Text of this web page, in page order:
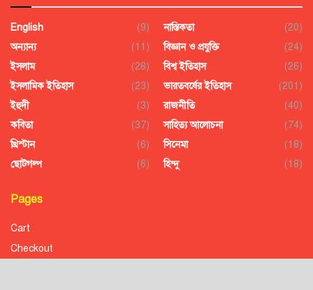
English
(9)
অন্যান্য
(11)
ইসলাম
(28)
ইসলামিক ইতিহাস
(23)
ইহুদী
(3)
কবিতা
(37)
খ্রিস্টান
(6)
ছোটগল্প
(6)
নাস্তিকতা
(20)
বিজ্ঞান ও প্রযুক্তি
(24)
বিশ্ব ইতিহাস
(26)
ভারতবর্ষের ইতিহাস
(201)
রাজনীতি
(40)
সাহিত্য আলোচনা
(74)
সিনেমা
(18)
হিন্দু
(18)
Pages
Cart
Checkout